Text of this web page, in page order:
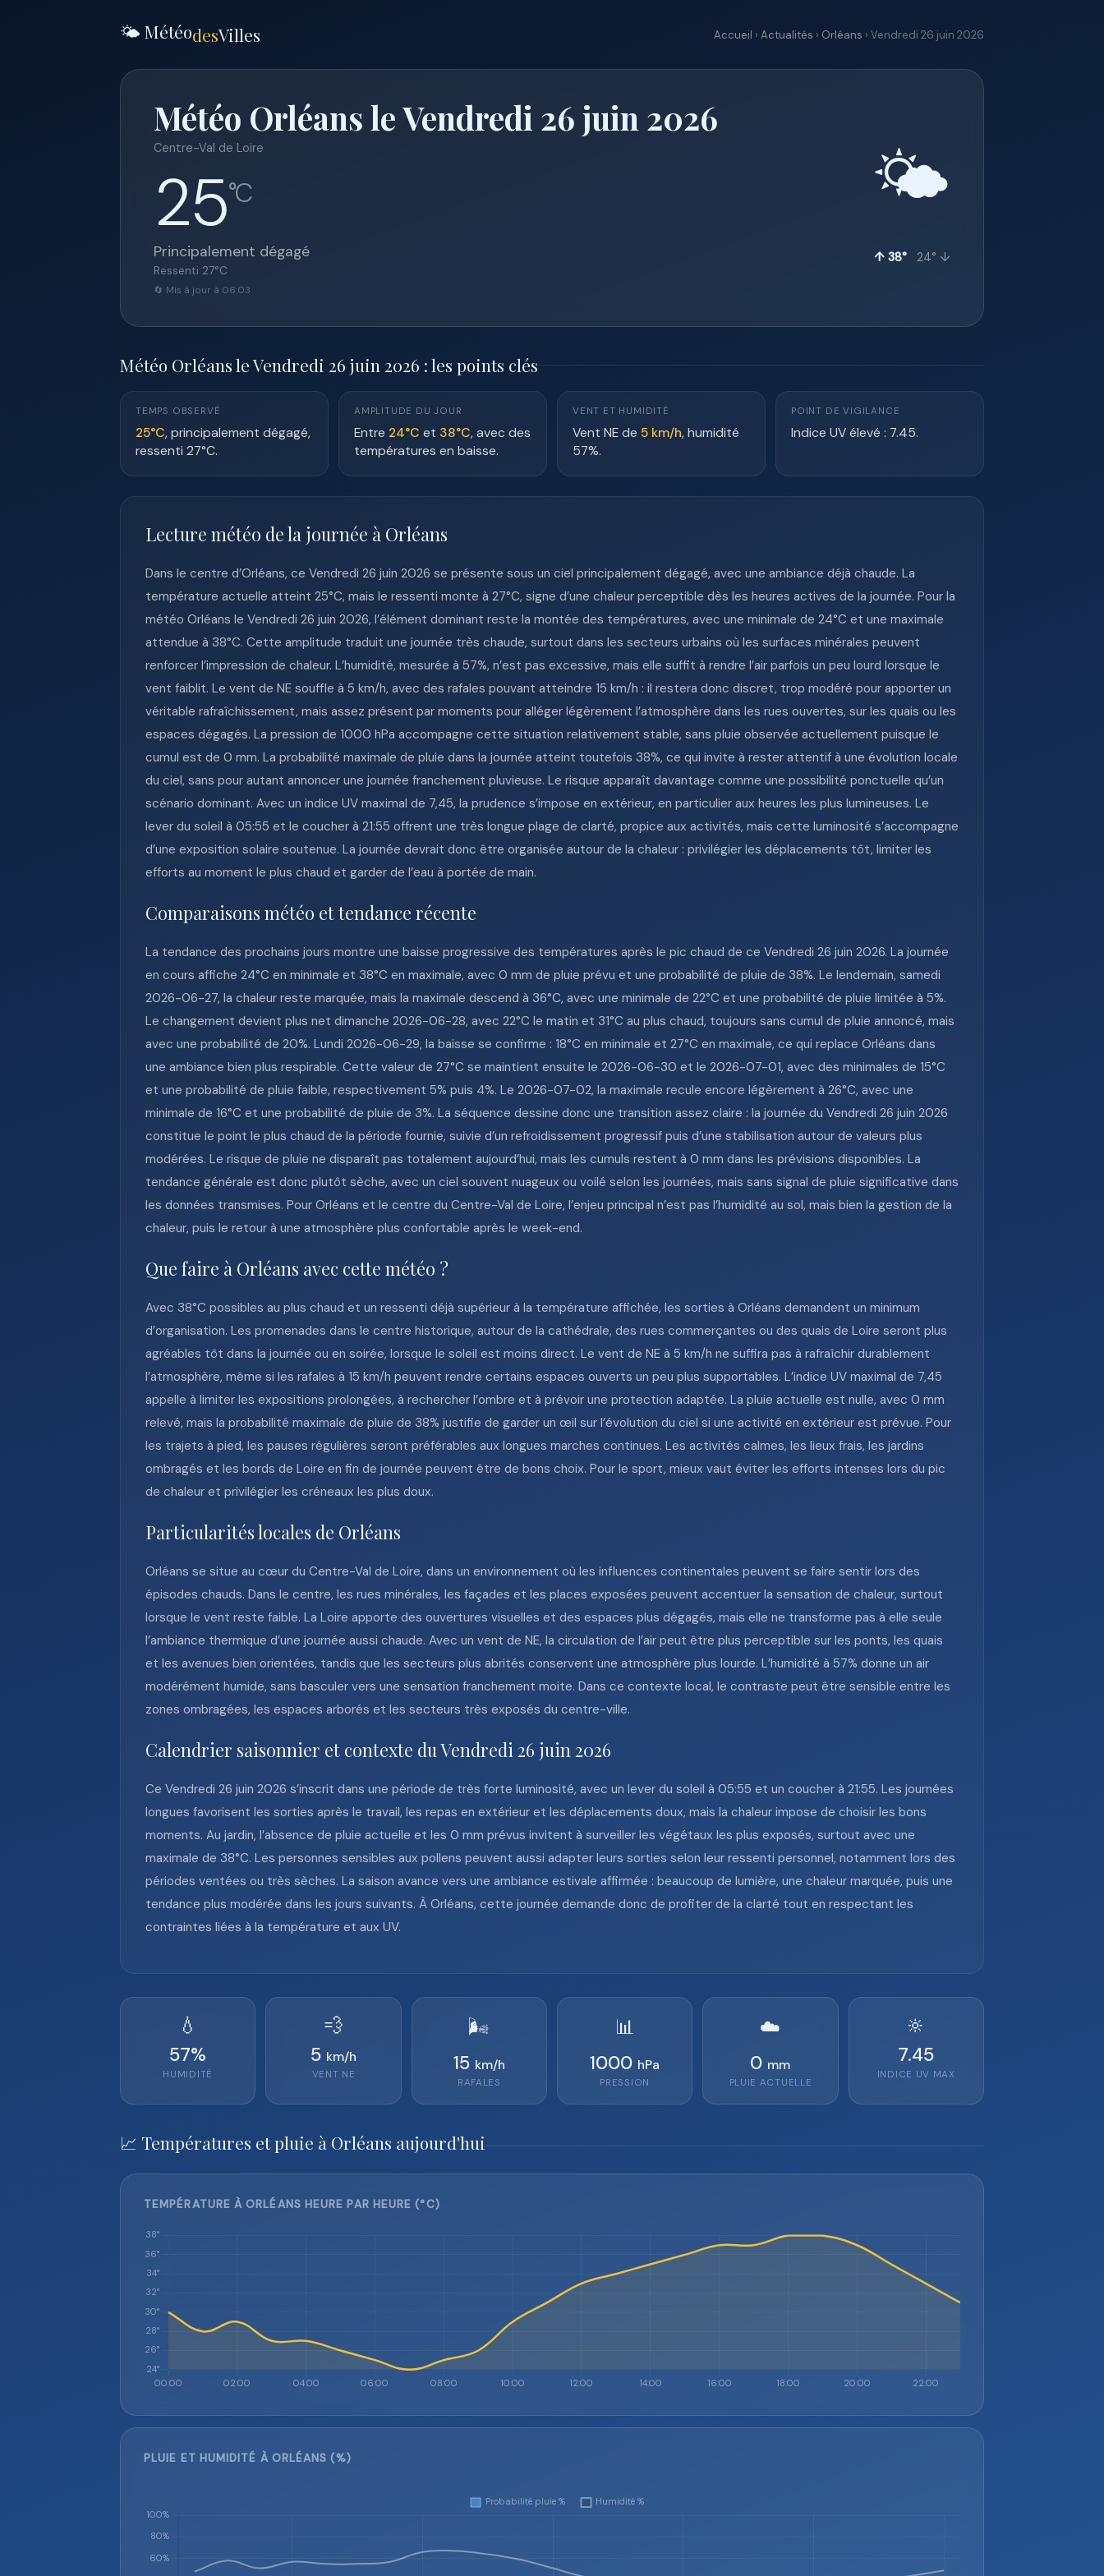
🌤️ MétéodesVilles Accueil › Actualités › Orléans › Vendredi 26 juin 2026
Météo Orléans le Vendredi 26 juin 2026
Centre-Val de Loire
25°C
Principalement dégagé
Ressenti 27°C
🔄 Mis à jour à 06:03
🌤️
↑ 38° 24° ↓
Météo Orléans le Vendredi 26 juin 2026 : les points clés
TEMPS OBSERVÉ
25°C, principalement dégagé,
ressenti 27°C.
AMPLITUDE DU JOUR
Entre 24°C et 38°C, avec des
températures en baisse.
VENT ET HUMIDITÉ
Vent NE de 5 km/h, humidité
57%.
POINT DE VIGILANCE
Indice UV élevé : 7.45.
Lecture météo de la journée à Orléans
Dans le centre d’Orléans, ce Vendredi 26 juin 2026 se présente sous un ciel principalement dégagé, avec une ambiance déjà chaude. La
température actuelle atteint 25°C, mais le ressenti monte à 27°C, signe d’une chaleur perceptible dès les heures actives de la journée. Pour la
météo Orléans le Vendredi 26 juin 2026, l’élément dominant reste la montée des températures, avec une minimale de 24°C et une maximale
attendue à 38°C. Cette amplitude traduit une journée très chaude, surtout dans les secteurs urbains où les surfaces minérales peuvent
renforcer l’impression de chaleur. L’humidité, mesurée à 57%, n’est pas excessive, mais elle suffit à rendre l’air parfois un peu lourd lorsque le
vent faiblit. Le vent de NE souffle à 5 km/h, avec des rafales pouvant atteindre 15 km/h : il restera donc discret, trop modéré pour apporter un
véritable rafraîchissement, mais assez présent par moments pour alléger légèrement l’atmosphère dans les rues ouvertes, sur les quais ou les
espaces dégagés. La pression de 1000 hPa accompagne cette situation relativement stable, sans pluie observée actuellement puisque le
cumul est de 0 mm. La probabilité maximale de pluie dans la journée atteint toutefois 38%, ce qui invite à rester attentif à une évolution locale
du ciel, sans pour autant annoncer une journée franchement pluvieuse. Le risque apparaît davantage comme une possibilité ponctuelle qu’un
scénario dominant. Avec un indice UV maximal de 7,45, la prudence s’impose en extérieur, en particulier aux heures les plus lumineuses. Le
lever du soleil à 05:55 et le coucher à 21:55 offrent une très longue plage de clarté, propice aux activités, mais cette luminosité s’accompagne
d’une exposition solaire soutenue. La journée devrait donc être organisée autour de la chaleur : privilégier les déplacements tôt, limiter les
efforts au moment le plus chaud et garder de l’eau à portée de main.
Comparaisons météo et tendance récente
La tendance des prochains jours montre une baisse progressive des températures après le pic chaud de ce Vendredi 26 juin 2026. La journée
en cours affiche 24°C en minimale et 38°C en maximale, avec 0 mm de pluie prévu et une probabilité de pluie de 38%. Le lendemain, samedi
2026-06-27, la chaleur reste marquée, mais la maximale descend à 36°C, avec une minimale de 22°C et une probabilité de pluie limitée à 5%.
Le changement devient plus net dimanche 2026-06-28, avec 22°C le matin et 31°C au plus chaud, toujours sans cumul de pluie annoncé, mais
avec une probabilité de 20%. Lundi 2026-06-29, la baisse se confirme : 18°C en minimale et 27°C en maximale, ce qui replace Orléans dans
une ambiance bien plus respirable. Cette valeur de 27°C se maintient ensuite le 2026-06-30 et le 2026-07-01, avec des minimales de 15°C
et une probabilité de pluie faible, respectivement 5% puis 4%. Le 2026-07-02, la maximale recule encore légèrement à 26°C, avec une
minimale de 16°C et une probabilité de pluie de 3%. La séquence dessine donc une transition assez claire : la journée du Vendredi 26 juin 2026
constitue le point le plus chaud de la période fournie, suivie d’un refroidissement progressif puis d’une stabilisation autour de valeurs plus
modérées. Le risque de pluie ne disparaît pas totalement aujourd’hui, mais les cumuls restent à 0 mm dans les prévisions disponibles. La
tendance générale est donc plutôt sèche, avec un ciel souvent nuageux ou voilé selon les journées, mais sans signal de pluie significative dans
les données transmises. Pour Orléans et le centre du Centre-Val de Loire, l’enjeu principal n’est pas l’humidité au sol, mais bien la gestion de la
chaleur, puis le retour à une atmosphère plus confortable après le week-end.
Que faire à Orléans avec cette météo ?
Avec 38°C possibles au plus chaud et un ressenti déjà supérieur à la température affichée, les sorties à Orléans demandent un minimum
d’organisation. Les promenades dans le centre historique, autour de la cathédrale, des rues commerçantes ou des quais de Loire seront plus
agréables tôt dans la journée ou en soirée, lorsque le soleil est moins direct. Le vent de NE à 5 km/h ne suffira pas à rafraîchir durablement
l’atmosphère, même si les rafales à 15 km/h peuvent rendre certains espaces ouverts un peu plus supportables. L’indice UV maximal de 7,45
appelle à limiter les expositions prolongées, à rechercher l’ombre et à prévoir une protection adaptée. La pluie actuelle est nulle, avec 0 mm
relevé, mais la probabilité maximale de pluie de 38% justifie de garder un œil sur l’évolution du ciel si une activité en extérieur est prévue. Pour
les trajets à pied, les pauses régulières seront préférables aux longues marches continues. Les activités calmes, les lieux frais, les jardins
ombragés et les bords de Loire en fin de journée peuvent être de bons choix. Pour le sport, mieux vaut éviter les efforts intenses lors du pic
de chaleur et privilégier les créneaux les plus doux.
Particularités locales de Orléans
Orléans se situe au cœur du Centre-Val de Loire, dans un environnement où les influences continentales peuvent se faire sentir lors des
épisodes chauds. Dans le centre, les rues minérales, les façades et les places exposées peuvent accentuer la sensation de chaleur, surtout
lorsque le vent reste faible. La Loire apporte des ouvertures visuelles et des espaces plus dégagés, mais elle ne transforme pas à elle seule
l’ambiance thermique d’une journée aussi chaude. Avec un vent de NE, la circulation de l’air peut être plus perceptible sur les ponts, les quais
et les avenues bien orientées, tandis que les secteurs plus abrités conservent une atmosphère plus lourde. L’humidité à 57% donne un air
modérément humide, sans basculer vers une sensation franchement moite. Dans ce contexte local, le contraste peut être sensible entre les
zones ombragées, les espaces arborés et les secteurs très exposés du centre-ville.
Calendrier saisonnier et contexte du Vendredi 26 juin 2026
Ce Vendredi 26 juin 2026 s’inscrit dans une période de très forte luminosité, avec un lever du soleil à 05:55 et un coucher à 21:55. Les journées
longues favorisent les sorties après le travail, les repas en extérieur et les déplacements doux, mais la chaleur impose de choisir les bons
moments. Au jardin, l’absence de pluie actuelle et les 0 mm prévus invitent à surveiller les végétaux les plus exposés, surtout avec une
maximale de 38°C. Les personnes sensibles aux pollens peuvent aussi adapter leurs sorties selon leur ressenti personnel, notamment lors des
périodes ventées ou très sèches. La saison avance vers une ambiance estivale affirmée : beaucoup de lumière, une chaleur marquée, puis une
tendance plus modérée dans les jours suivants. À Orléans, cette journée demande donc de profiter de la clarté tout en respectant les
contraintes liées à la température et aux UV.
💧
57%
HUMIDITÉ
💨
5 km/h
VENT NE
🌬️
15 km/h
RAFALES
📊
1000 hPa
PRESSION
☁️
0 mm
PLUIE ACTUELLE
🔆
7.45
INDICE UV MAX
📈 Températures et pluie à Orléans aujourd'hui
TEMPÉRATURE À ORLÉANS HEURE PAR HEURE (°C)
PLUIE ET HUMIDITÉ À ORLÉANS (%)